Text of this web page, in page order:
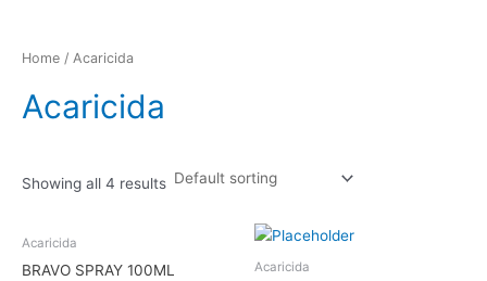
Home / Acaricida
Acaricida
Showing all 4 results
Acaricida
BRAVO SPRAY 100ML Acaricida